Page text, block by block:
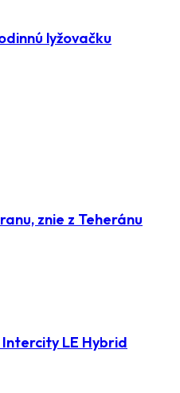
lyžovačku
znie z Teheránu
Intercity LE Hybrid